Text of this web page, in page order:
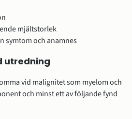
mjältstorlek
symtom och anamnes
utredning
vid malignitet som myelom och
och minst ett av följande fynd